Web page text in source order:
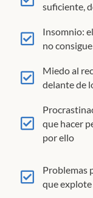
suficiente,
Insomnio:
no
Miedo al
delante de
que hacer
por ello
Problemas
que